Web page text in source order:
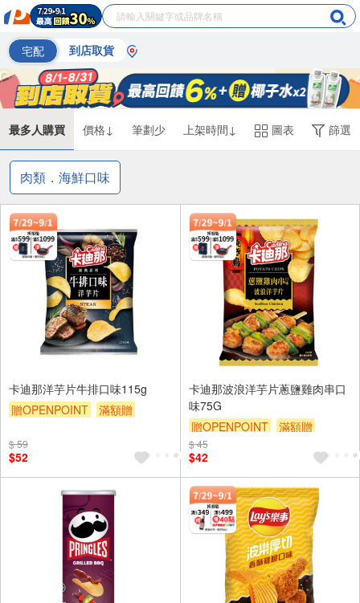
宅配 到店取貨
最多人購買 價格↓ 筆劃少 上架時間↓ 圖表 篩選
肉類．海鮮口味
卡迪那洋芋片牛排口味115g
贈OPENPOINT
滿額贈
$ 59
$52
卡迪那波浪洋芋片蔥鹽雞肉串口
味75G
贈OPENPOINT
滿額贈
滿額9折
$ 45
$42